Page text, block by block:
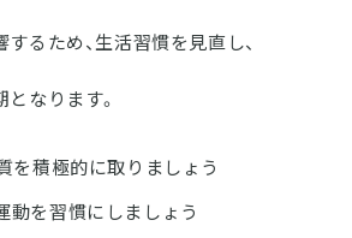
るため、生活習慣を見直し、
なります。
を積極的に取りましょう
動を習慣にしましょう